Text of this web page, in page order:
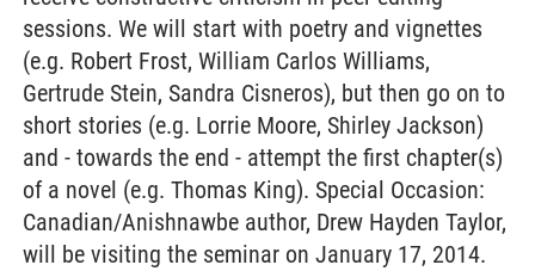
sessions. We will start with poetry and vignettes
(e.g. Robert Frost, William Carlos Williams,
Gertrude Stein, Sandra Cisneros), but then go on to
short stories (e.g. Lorrie Moore, Shirley Jackson)
and - towards the end - attempt the first chapter(s)
of a novel (e.g. Thomas King). Special Occasion:
Canadian/Anishnawbe author, Drew Hayden Taylor,
will be visiting the seminar on January 17, 2014.